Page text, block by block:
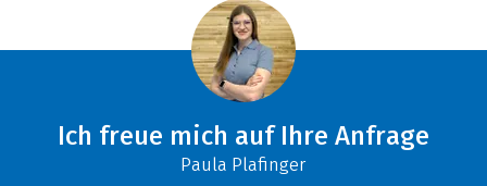
Ich freue mich auf Ihre Anfrage
Paula Plafinger